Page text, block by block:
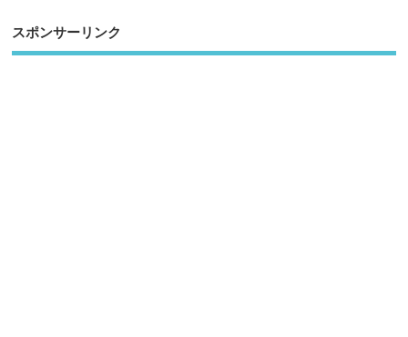
スポンサーリンク